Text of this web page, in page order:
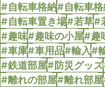
#自転車格納#自転車格
#自転車置き場#若草#
#趣味#趣味の小屋#趣
#車庫#車用品#輸入#
#鉄道部屋#防災グッズ
#離れの部屋#離れ部屋